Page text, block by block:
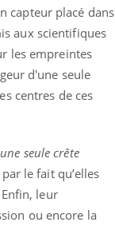
capteur placé dans
aux scientifiques
les empreintes
d'une seule
centres de ces
seule crête
le fait qu’elles
leur
ou encore la